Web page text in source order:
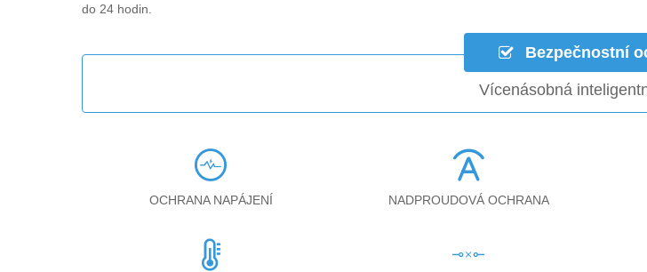
do 24 hodin.
Bezpečnostní
Vícenásobná
OCHRANA NAPÁJENÍ NADPROUDOVÁ OCHRANA